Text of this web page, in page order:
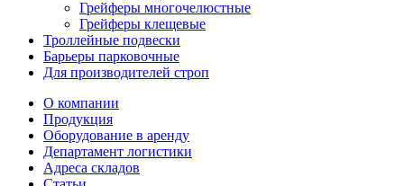
Грейферы многочелюстные
Грейферы клещевые
Троллейные подвески
Барьеры парковочные
Для производителей строп
О компании
Продукция
Оборудование в аренду
Департамент логистики
Адреса складов